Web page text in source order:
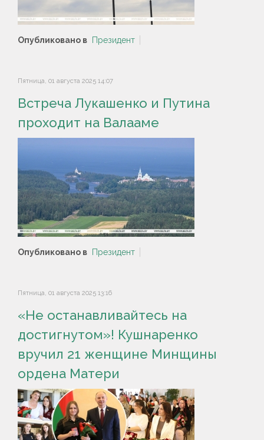
Опубликовано в Президент
Пятница, 01 августа 2025 14:07
Встреча Лукашенко и Путина
проходит на Валааме
Опубликовано в Президент
Пятница, 01 августа 2025 13:16
«Не останавливайтесь на
достигнутом»! Кушнаренко
вручил 21 женщине Минщины
ордена Матери